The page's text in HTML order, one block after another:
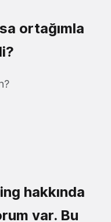
ortağımla
hakkında
var. Bu